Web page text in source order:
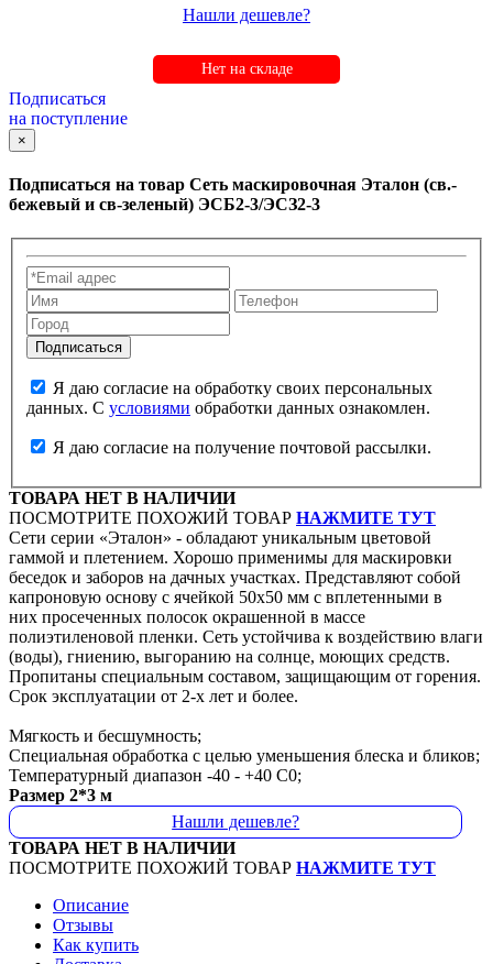
Нашли дешевле?
Нет на складе
Подписаться
на поступление
×
Подписаться на товар Сеть маскировочная Эталон (св.-
бежевый и св-зеленый) ЭСБ2-3/ЭСЗ2-3
данных. С условиями обработки данных ознакомлен.
Я даю согласие на получение почтовой рассылки.
ТОВАРА НЕТ В НАЛИЧИИ
ПОСМОТРИТЕ ПОХОЖИЙ ТОВАР НАЖМИТЕ ТУТ
Сети серии «Эталон» - обладают уникальным цветовой
гаммой и плетением. Хорошо применимы для маскировки
беседок и заборов на дачных участках. Представляют собой
капроновую основу с ячейкой 50х50 мм с вплетенными в
них просеченных полосок окрашенной в массе
полиэтиленовой пленки. Сеть устойчива к воздействию влаги
(воды), гниению, выгоранию на солнце, моющих средств.
Пропитаны специальным составом, защищающим от горения.
Срок эксплуатации от 2-х лет и более.
Мягкость и бесшумность;
Специальная обработка с целью уменьшения блеска и бликов;
Температурный диапазон -40 - +40 C0;
Размер 2*3 м
Нашли дешевле?
ТОВАРА НЕТ В НАЛИЧИИ
ПОСМОТРИТЕ ПОХОЖИЙ ТОВАР НАЖМИТЕ ТУТ
Описание
Отзывы
Как купить